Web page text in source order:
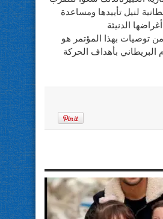
لنيل تأييدها ومساعدة
الدنيئة
توصيات بهذا المؤتمر هو
البريطاني بأهداف الحركة